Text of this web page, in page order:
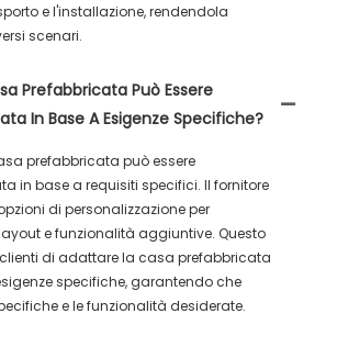
e l'installazione, rendendola
scenari.
Prefabbricata Può Essere
In Base A Esigenze Specifiche?
prefabbricata può essere
in base a requisiti specifici. Il fornitore
di personalizzazione per
e funzionalità aggiuntive. Questo
di adattare la casa prefabbricata
specifiche, garantendo che
e le funzionalità desiderate.